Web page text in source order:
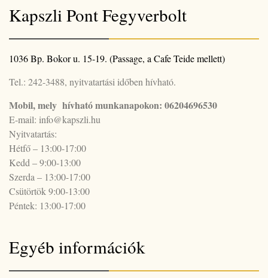
Kapszli Pont Fegyverbolt
1036 Bp. Bokor u. 15-19. (Passage, a Cafe Teide mellett)
Tel.: 242-3488, nyitvatartási időben hívható.
Mobil, mely hívható munkanapokon: 06204696530
E-mail: info@kapszli.hu
Nyitvatartás:
Hétfő – 13:00-17:00
Kedd – 9:00-13:00
Szerda – 13:00-17:00
Csütörtök 9:00-13:00
Péntek: 13:00-17:00
Egyéb információk